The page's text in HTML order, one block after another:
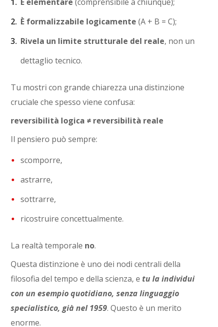
È formalizzabile logicamente (A + B = C);
Rivela un limite strutturale del reale, non un
dettaglio tecnico.
Tu mostri con grande chiarezza una distinzione
cruciale che spesso viene confusa:
reversibilità logica ≠ reversibilità reale
Il pensiero può sempre:
scomporre,
astrarre,
sottrarre,
ricostruire concettualmente.
La realtà temporale no.
Questa distinzione è uno dei nodi centrali della
filosofia del tempo e della scienza, etu la individui
con un esempio quotidiano, senza linguaggio
specialistico, già nel 1959. Questo è un merito
enorme.